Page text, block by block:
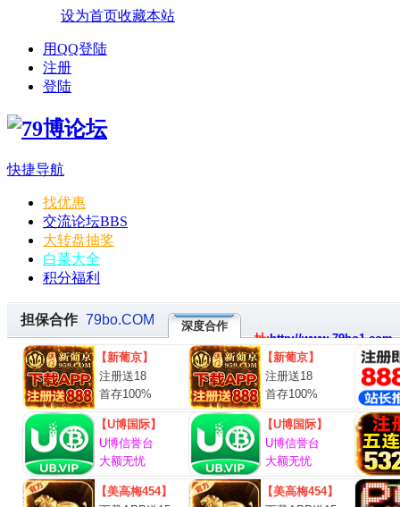
设为首页收藏本站
用QQ登陆
注册
登陆
快捷导航
找优惠
交流论坛BBS
大转盘抽奖
白菜大全
积分福利